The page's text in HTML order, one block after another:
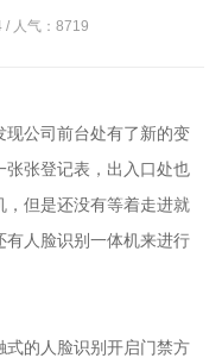
/ 人气：8719
公司前台处有了新的变
张登记表，出入口处也
但是还没有等着走进就
有人脸识别一体机来进行
式的人脸识别开启门禁方